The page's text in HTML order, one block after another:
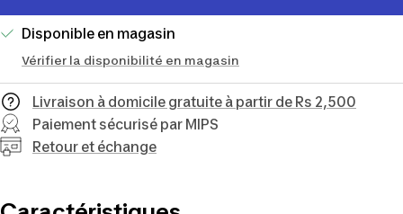
Disponible en magasin
Vérifier la disponibilité en magasin
Livraison à domicile gratuite à partir de Rs 2,500
Paiement sécurisé par MIPS
Retour et échange